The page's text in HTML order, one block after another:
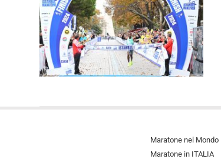
Maratone nel Mondo
Maratone in ITALIA